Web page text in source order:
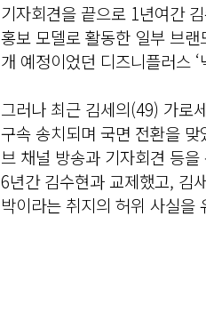
기자회견을 끝으로 1년여간
홍보 모델로 활동한 일부 브
개 예정이었던 디즈니플러스
그러나 최근 김세의(49) 가로
구속 송치되며 국면 전환을
브 채널 방송과 기자회견 등
6년간 김수현과 교제했고, 김
박이라는 취지의 허위 사실을